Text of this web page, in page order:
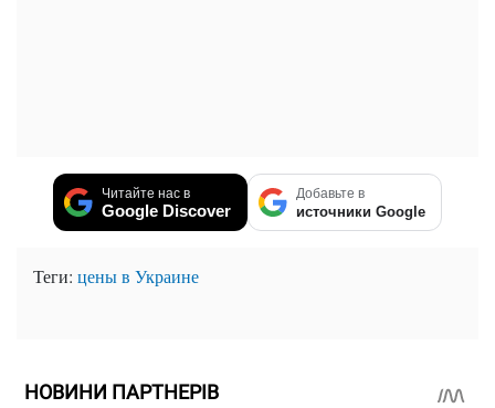
Читайте нас в
Google Discover
Добавьте в
источники Google
Теги: цены в Украине
НОВИНИ ПАРТНЕРІВ